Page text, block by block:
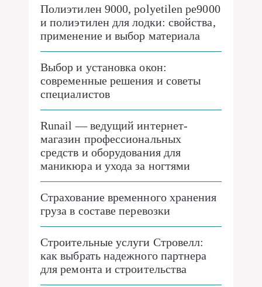
Полиэтилен 9000, polyetilen pe9000
и полиэтилен для лодки: свойства,
применение и выбор материала
Выбор и установка окон:
современные решения и советы
специалистов
Runail — ведущий интернет-
магазин профессиональных
средств и оборудования для
маникюра и ухода за ногтями
Страхование временного хранения
груза в составе перевозки
Строительные услуги Стровелл:
как выбрать надежного партнера
для ремонта и строительства